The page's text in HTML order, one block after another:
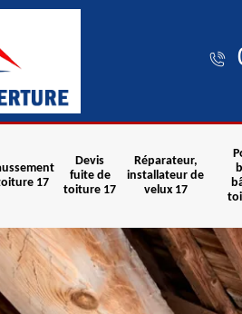
17
Devis
fuite de
toiture 17
Réparateur,
installateur de
velux 17